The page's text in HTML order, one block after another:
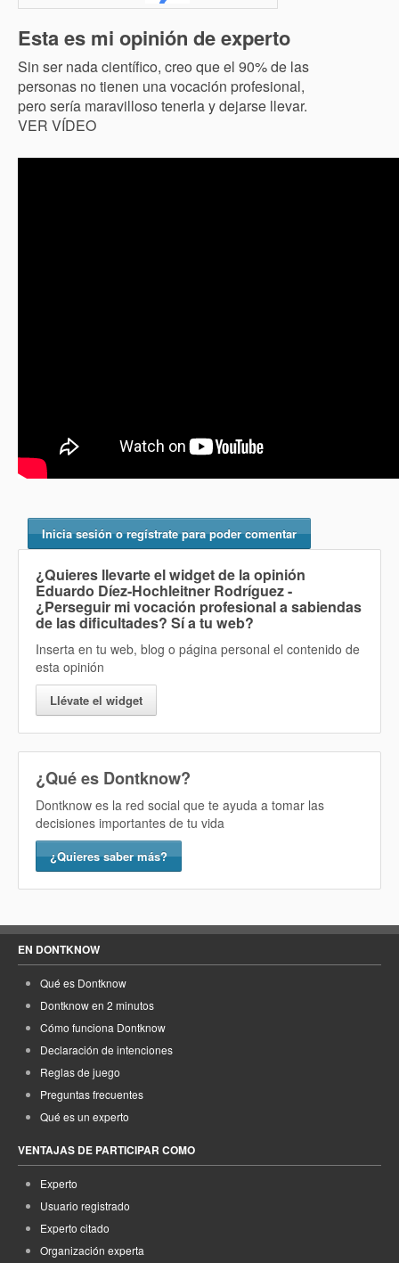
Esta es mi opinión de experto
Sin ser nada científico, creo que el 90% de las
personas no tienen una vocación profesional,
pero sería maravilloso tenerla y dejarse llevar.
VER VÍDEO
Inicia sesión o regístrate para poder comentar
¿Quieres llevarte el widget de la opinión
Eduardo Díez-Hochleitner Rodríguez -
¿Perseguir mi vocación profesional a sabiendas
de las dificultades? Sía tu web?
Inserta en tu web, blog o página personal el contenido de
esta opinión
Llévate el widget
¿Qué es Dontknow?
Dontknow es la red social que te ayuda a tomar las
decisiones importantes de tu vida
¿Quieres saber más?
EN DONTKNOW
Qué es Dontknow
Dontknow en 2 minutos
Cómo funciona Dontknow
Declaración de intenciones
Reglas de juego
Preguntas frecuentes
Qué es un experto
VENTAJAS DE PARTICIPAR COMO
Experto
Usuario registrado
Experto citado
Organización experta